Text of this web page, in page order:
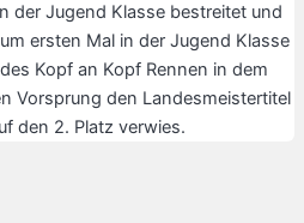
der Jugend Klasse bestreitet und
ersten Mal in der Jugend Klasse
Kopf an Kopf Rennen in dem
Vorsprung den Landesmeistertitel
den 2. Platz verwies.